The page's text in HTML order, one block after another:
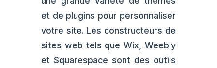
et de plugins pour personnaliser
votre site. Les constructeurs de
sites web tels que Wix, Weebly
et Squarespace sont des outils